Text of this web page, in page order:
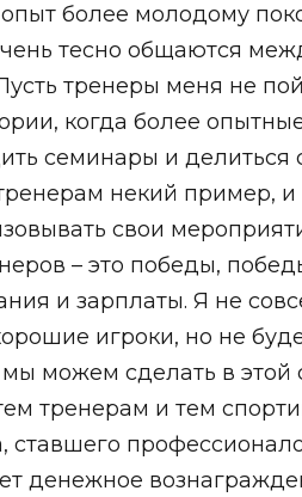
более молодому
тесно общаются
тренеры меня не
когда более
семинары и
некий пример,
свои
– это победы,
и зарплаты. Я не
игроки, но не
можем сделать в
тренерам и тем
ставшего
денежное